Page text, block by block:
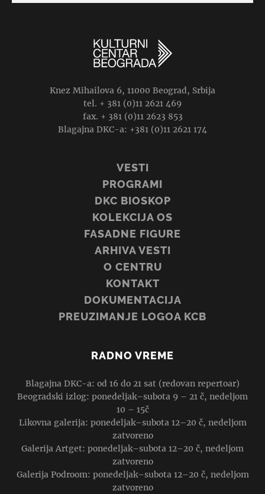
Knez Mihailova 6, 11000 Beograd, Srbija
tel. + 381 (0)11 2621 469
fax. + 381 (0)11 2623 853
Blagajna DKC-a: +381 (0)11 2621 174
VESTI
PROGRAMI
DKC BIOSKOP
KOLEKCIJA OS
FASADNE FIGURE
ARHIVA VESTI
O CENTRU
KONTAKT
DOKUMENTACIJA
PREUZIMANJE LOGOA KCB
RADNO VREME
Blagajna DKC-a: od 16 do 21 sat (redovan repertoar)
Beogradski izlog: ponedeljak–subota 9 – 21 č, nedeljom
10 – 15č
Likovna galerija: ponedeljak–subota 12–20 č, nedeljom
zatvoreno
Galerija Artget: ponedeljak–subota 12–20 č, nedeljom
zatvoreno
Galerija Podroom: ponedeljak–subota 12–20 č, nedeljom
zatvoreno